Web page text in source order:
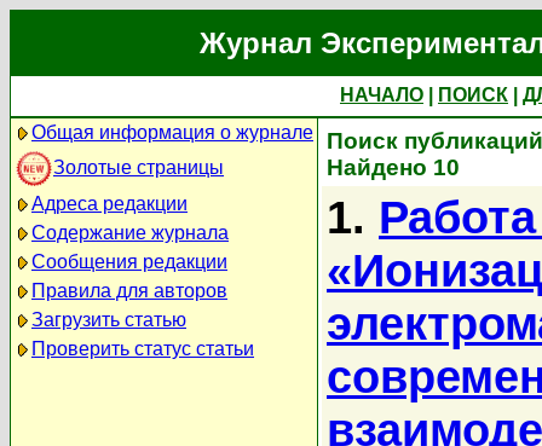
Журнал
НАЧАЛО ПОИСК
Общая информация о журнале
Золотые страницы
Адреса редакции
Содержание журнала
Сообщения редакции
Правила для авторов
Загрузить статью
Проверить статус статьи
Поиск
Найдено 10
1.